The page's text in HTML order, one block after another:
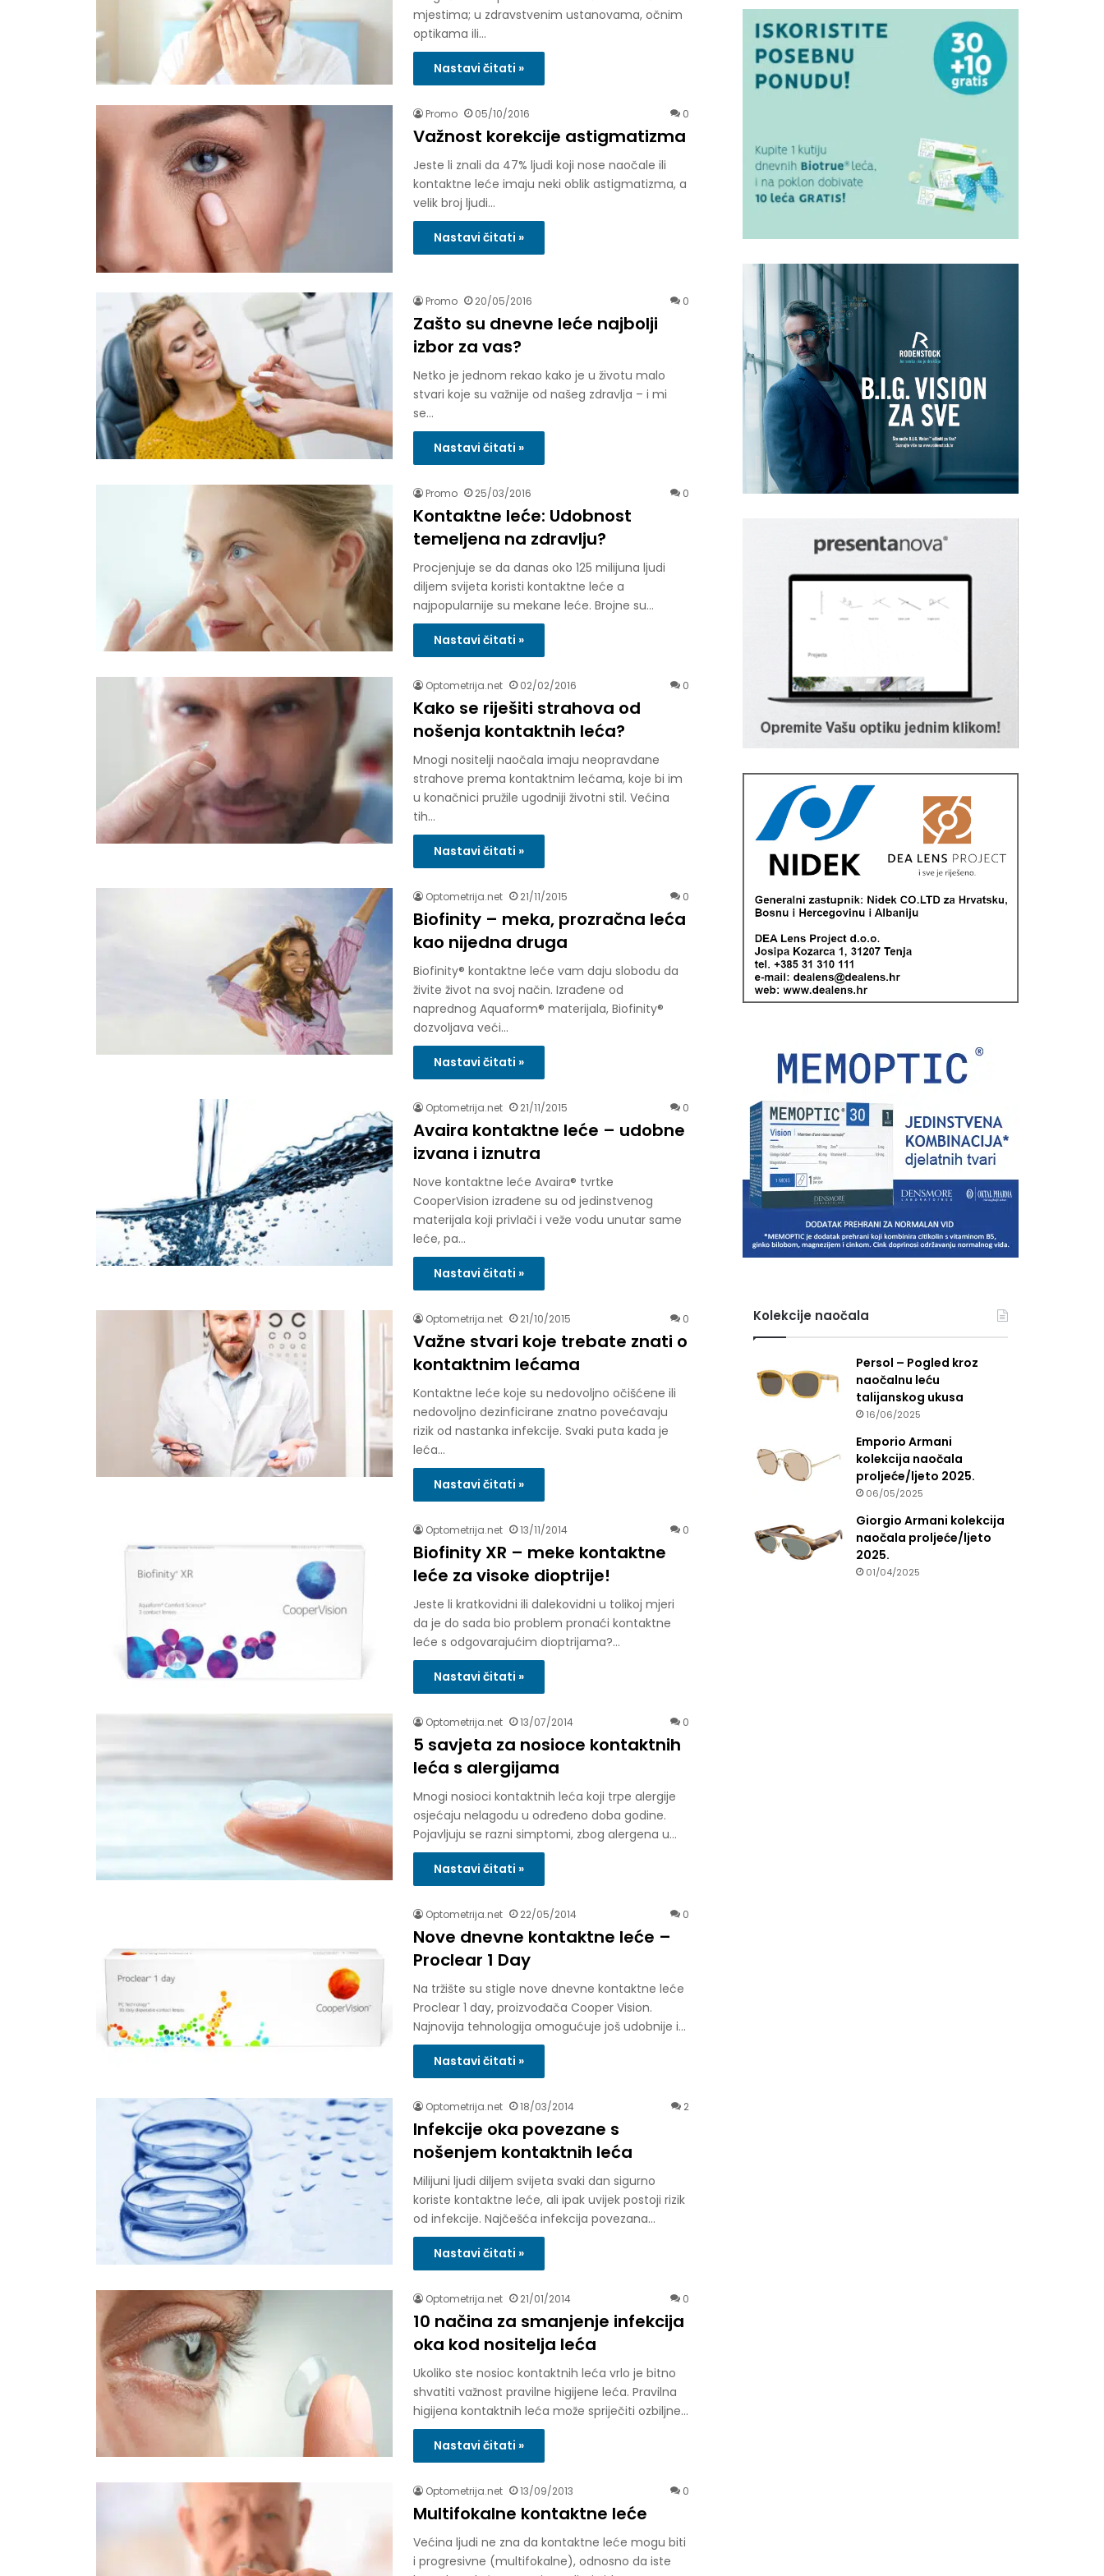
mjestima; u zdravstvenim ustanovama, očnim
optikama ili…
Nastavi čitati »
Promo 05/10/2016 0
Važnost korekcije astigmatizma
Jeste li znali da 47% ljudi koji nose naočale ili
kontaktne leće imaju neki oblik astigmatizma, a
velik broj ljudi…
Nastavi čitati »
Promo 20/05/2016 0
Zašto su dnevne leće najbolji
izbor za vas?
Netko je jednom rekao kako je u životu malo
stvari koje su važnije od našeg zdravlja – i mi
se…
Nastavi čitati »
Promo 25/03/2016 0
Kontaktne leće: Udobnost
temeljena na zdravlju?
Procjenjuje se da danas oko 125 milijuna ljudi
diljem svijeta koristi kontaktne leće a
najpopularnije su mekane leće. Brojne su…
Nastavi čitati »
Optometrija.net 02/02/2016 0
Kako se riješiti strahova od
nošenja kontaktnih leća?
Mnogi nositelji naočala imaju neopravdane
strahove prema kontaktnim lećama, koje bi im
u konačnici pružile ugodniji životni stil. Većina
tih…
Nastavi čitati »
Optometrija.net 21/11/2015 0
Biofinity – meka, prozračna leća
kao nijedna druga
Biofinity® kontaktne leće vam daju slobodu da
živite život na svoj način. Izrađene od
naprednog Aquaform® materijala, Biofinity®
dozvoljava veći…
Nastavi čitati »
Optometrija.net 21/11/2015 0
Avaira kontaktne leće – udobne
izvana i iznutra
Nove kontaktne leće Avaira® tvrtke
CooperVision izrađene su od jedinstvenog
materijala koji privlači i veže vodu unutar same
leće, pa…
Nastavi čitati »
Optometrija.net 21/10/2015 0
Važne stvari koje trebate znati o
kontaktnim lećama
Kontaktne leće koje su nedovoljno očišćene ili
nedovoljno dezinficirane znatno povećavaju
rizik od nastanka infekcije. Svaki puta kada je
leća…
Nastavi čitati »
Optometrija.net 13/11/2014 0
Biofinity XR – meke kontaktne
leće za visoke dioptrije!
Jeste li kratkovidni ili dalekovidni u tolikoj mjeri
da je do sada bio problem pronaći kontaktne
leće s odgovarajućim dioptrijama?…
Nastavi čitati »
Optometrija.net 13/07/2014 0
5 savjeta za nosioce kontaktnih
leća s alergijama
Mnogi nosioci kontaktnih leća koji trpe alergije
osjećaju nelagodu u određeno doba godine.
Pojavljuju se razni simptomi, zbog alergena u…
Nastavi čitati »
Optometrija.net 22/05/2014 0
Nove dnevne kontaktne leće –
Proclear 1 Day
Na tržište su stigle nove dnevne kontaktne leće
Proclear 1 day, proizvođača Cooper Vision.
Najnovija tehnologija omogućuje još udobnije i…
Nastavi čitati »
Optometrija.net 18/03/2014 2
Infekcije oka povezane s
nošenjem kontaktnih leća
Milijuni ljudi diljem svijeta svaki dan sigurno
koriste kontaktne leće, ali ipak uvijek postoji rizik
od infekcije. Najčešća infekcija povezana…
Nastavi čitati »
Optometrija.net 21/01/2014 0
10 načina za smanjenje infekcija
oka kod nositelja leća
Ukoliko ste nosioc kontaktnih leća vrlo je bitno
shvatiti važnost pravilne higijene leća. Pravilna
higijena kontaktnih leća može spriječiti ozbiljne…
Nastavi čitati »
Optometrija.net 13/09/2013 0
Multifokalne kontaktne leće
Većina ljudi ne zna da kontaktne leće mogu biti
i progresivne (multifokalne), odnosno da iste
Kolekcije naočala
Persol – Pogled kroz
naočalnu leću
talijanskog ukusa
16/06/2025
Emporio Armani
kolekcija naočala
proljeće/ljeto 2025.
06/05/2025
Giorgio Armani kolekcija
naočala proljeće/ljeto
2025.
01/04/2025